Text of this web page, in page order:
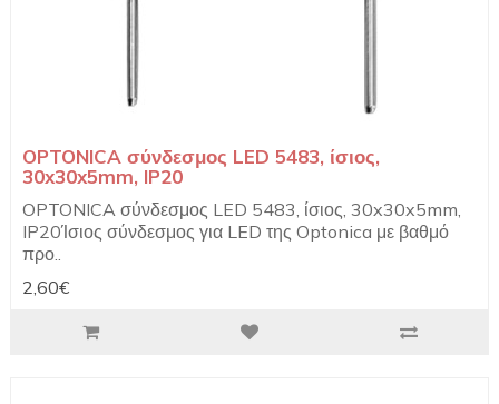
OPTONICA σύνδεσμος LED 5483, ίσιος,
30x30x5mm, IP20
OPTONICA σύνδεσμος LED 5483, ίσιος, 30x30x5mm,
IP20Ίσιος σύνδεσμος για LED της Optonica με βαθμό
προ..
2,60€